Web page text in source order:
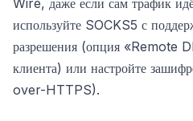
Wire, даже если сам трафик
используйте SOCKS5 с
разрешения (опция «Remote
клиента) или настройте
over-HTTPS).